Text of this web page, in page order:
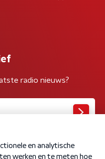
radio nieuws?